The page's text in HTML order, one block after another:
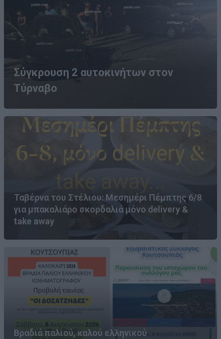
Σύγκρουση 2 αυτοκινήτων στον
Τύρναβο
Ταβέρνα του Στέλιου: Μεσημέρι Πέμπτης 6/8
για μπακαλιάρο σκορδαλιά μόνο delivery &
take away
Βραδιά παλιού, καλού ελληνικού